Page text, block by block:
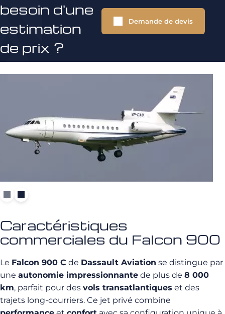
besoin d'une
estimation
de prix ?
Demande de devis
Caractéristiques
commerciales du Falcon 900
Le Falcon 900 C de Dassault Aviation se distingue par
une autonomie impressionnante de plus de 8 000
km, parfait pour des vols transatlantiques et des
trajets long-courriers. Ce jet privé combine